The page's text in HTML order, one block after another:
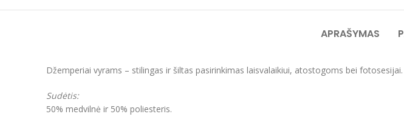
APRAŠYMAS
Džemperiai vyrams – stilingas ir šiltas pasirinkimas laisvalaikiui, atostogoms bei
Sudėtis:
50% medvilnė ir 50% poliesteris.